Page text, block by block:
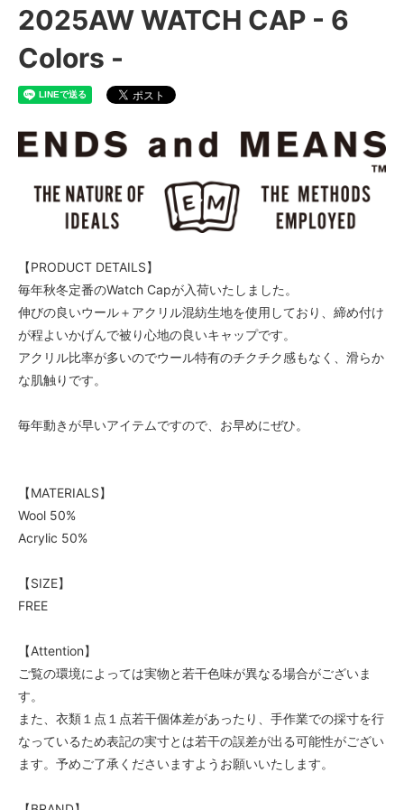
2025AW WATCH CAP - 6
Colors -
【PRODUCT DETAILS】
毎年秋冬定番のWatch Capが入荷いたしました。
伸びの良いウール＋アクリル混紡生地を使用しており、締め付け
が程よいかげんで被り心地の良いキャップです。
アクリル比率が多いのでウール特有のチクチク感もなく、滑らか
な肌触りです。
毎年動きが早いアイテムですので、お早めにぜひ。
【MATERIALS】
Wool 50%
Acrylic 50%
【SIZE】
FREE
【Attention】
ご覧の環境によっては実物と若干色味が異なる場合がございま
す。
また、衣類１点１点若干個体差があったり、手作業での採寸を行
なっているため表記の実寸とは若干の誤差が出る可能性がござい
ます。予めご了承くださいますようお願いいたします。